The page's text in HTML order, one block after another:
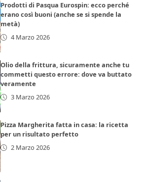
Prodotti di Pasqua Eurospin: ecco perché
erano così buoni (anche se si spende la
metà)
4 Marzo 2026
Olio della frittura, sicuramente anche tu
commetti questo errore: dove va buttato
veramente
3 Marzo 2026
Pizza Margherita fatta in casa: la ricetta
per un risultato perfetto
2 Marzo 2026